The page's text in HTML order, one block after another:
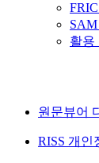
활용
원문뷰어
RISS 개인